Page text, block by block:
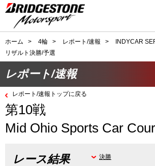
ホーム > 4輪 > レポート/速報 > INDYCAR
リザルト決勝/予選
レポート/速報
レポート/速報トップに戻る
第10戦
Mid Ohio Sports Car
レース結果 決勝